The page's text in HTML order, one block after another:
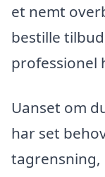
et nemt
bestille
professionel
Uanset om
har set
tagrensning,